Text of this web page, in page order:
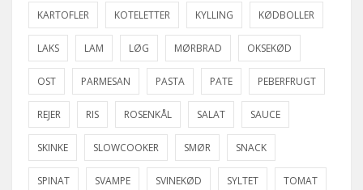
KARTOFLER KOTELETTER KYLLING KØDBOLLER
LAKS LAM LØG MØRBRAD OKSEKØD
OST PARMESAN PASTA PATE PEBERFRUGT
REJER RIS ROSENKÅL SALAT SAUCE
SKINKE SLOWCOOKER SMØR SNACK
SPINAT SVAMPE SVINEKØD SYLTET TOMAT